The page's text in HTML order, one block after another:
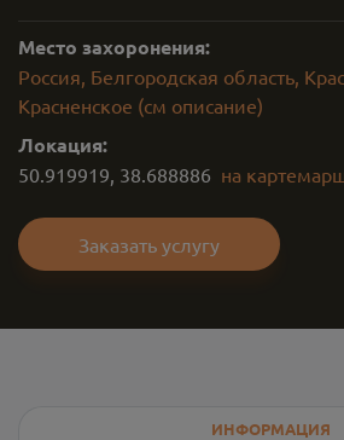
Место захоронения:
Россия, Белгородская область,
Красненское (см описание)
Локация:
50.919919, 38.688886 на карте
Заказать услугу
ИНФОРМАЦИЯ